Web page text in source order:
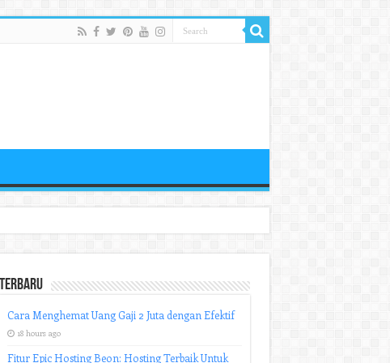
Terbaru
Cara Menghemat Uang Gaji 2 Juta dengan Efektif
18 hours ago
Fitur Epic Hosting Beon: Hosting Terbaik Untuk